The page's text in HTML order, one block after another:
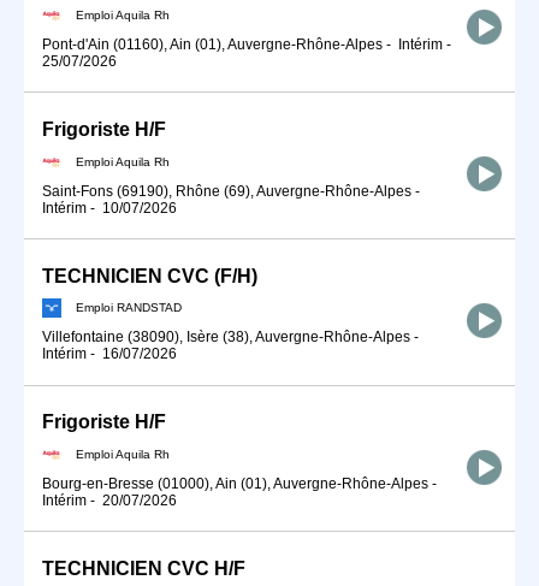
Emploi Aquila Rh
Pont-d'Ain (01160), Ain (01), Auvergne-Rhône-Alpes - Intérim -
25/07/2026
Frigoriste H/F
Emploi Aquila Rh
Saint-Fons (69190), Rhône (69), Auvergne-Rhône-Alpes -
Intérim - 10/07/2026
TECHNICIEN CVC (F/H)
Emploi RANDSTAD
Villefontaine (38090), Isère (38), Auvergne-Rhône-Alpes -
Intérim - 16/07/2026
Frigoriste H/F
Emploi Aquila Rh
Bourg-en-Bresse (01000), Ain (01), Auvergne-Rhône-Alpes -
Intérim - 20/07/2026
TECHNICIEN CVC H/F